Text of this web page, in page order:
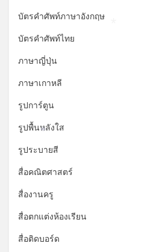
บัตรคำศัพท์ภาษาอังกฤษ
บัตรคำศัพท์ไทย
ภาษาญี่ปุ่น
ภาษาเกาหลี
รูปการ์ตูน
รูปพื้นหลังใส
รูประบายสี
สื่อคณิตศาสตร์
สื่องานครู
สื่อตกแต่งห้องเรียน
สื่อติดบอร์ด